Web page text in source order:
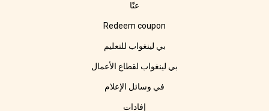
عنّا
Redeem coupon
بي لينغواب للتعليم
بي لينغواب لقطاع الأعمال
في وسائل الإعلام
إفادات